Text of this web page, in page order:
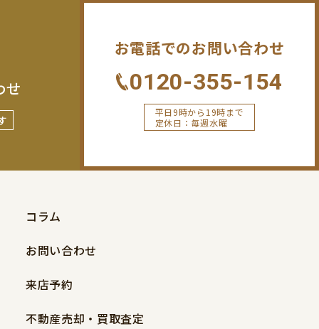
せ
お電話でのお問い合わせ
0120-355-154
平日9時から19時まで
定休日：毎週水曜
コラム
お問い合わせ
来店予約
不動産売却・買取査定